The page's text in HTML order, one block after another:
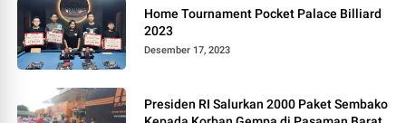
Home Tournament Pocket Palace Billiard
2023
Desember 17, 2023
Presiden RI Salurkan 2000 Paket Sembako